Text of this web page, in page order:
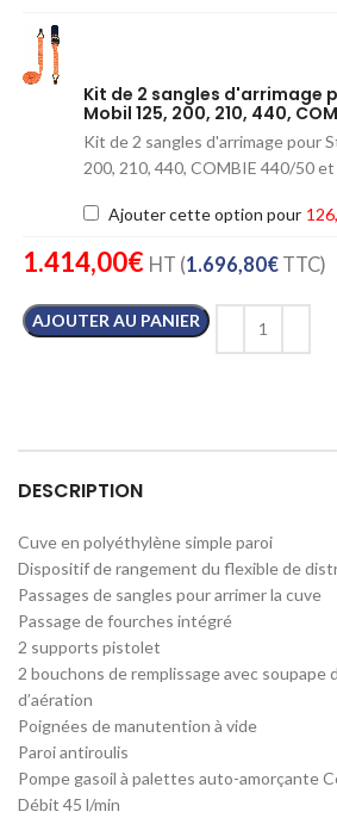
Kit de 2 sangles d'arrimage
Mobil 125, 200, 210, 440,
Kit de 2 sangles d'arrimage pour
200, 210, 440, COMBIE 440/50
Ajouter cette option pour
1.414,00€ HT (1.696,80€ TTC)
AJOUTER AU PANIER
DESCRIPTION
Cuve en polyéthylène simple paroi
Dispositif de rangement du flexible de
Passages de sangles pour arrimer la cuve
Passage de fourches intégré
2 supports pistolet
2 bouchons de remplissage avec soupape
d’aération
Poignées de manutention à vide
Paroi antiroulis
Pompe gasoil à palettes auto-amorçante
Débit 45 l/min